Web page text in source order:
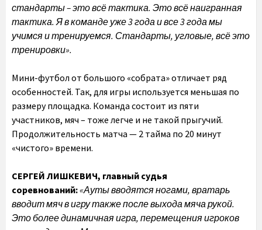
стандарты – это всё тактика. Это всё наигранная
тактика. Я в команде уже 3 года и все 3 года мы
учимся и тренируемся. Стандарты, угловые, всё это
тренировки».
Мини-футбол от большого «собрата» отличает ряд
особенностей. Так, для игры используется меньшая по
размеру площадка. Команда состоит из пяти
участников, мяч – тоже легче и не такой прыгучий.
Продолжительность матча — 2 тайма по 20 минут
«чистого» времени.
СЕРГЕЙ ЛИШКЕВИЧ, главный судья
соревнований:«Ауты вводятся ногами, вратарь
вводит мяч в игру также после выхода мяча рукой.
Это более динамичная игра, перемещения игроков